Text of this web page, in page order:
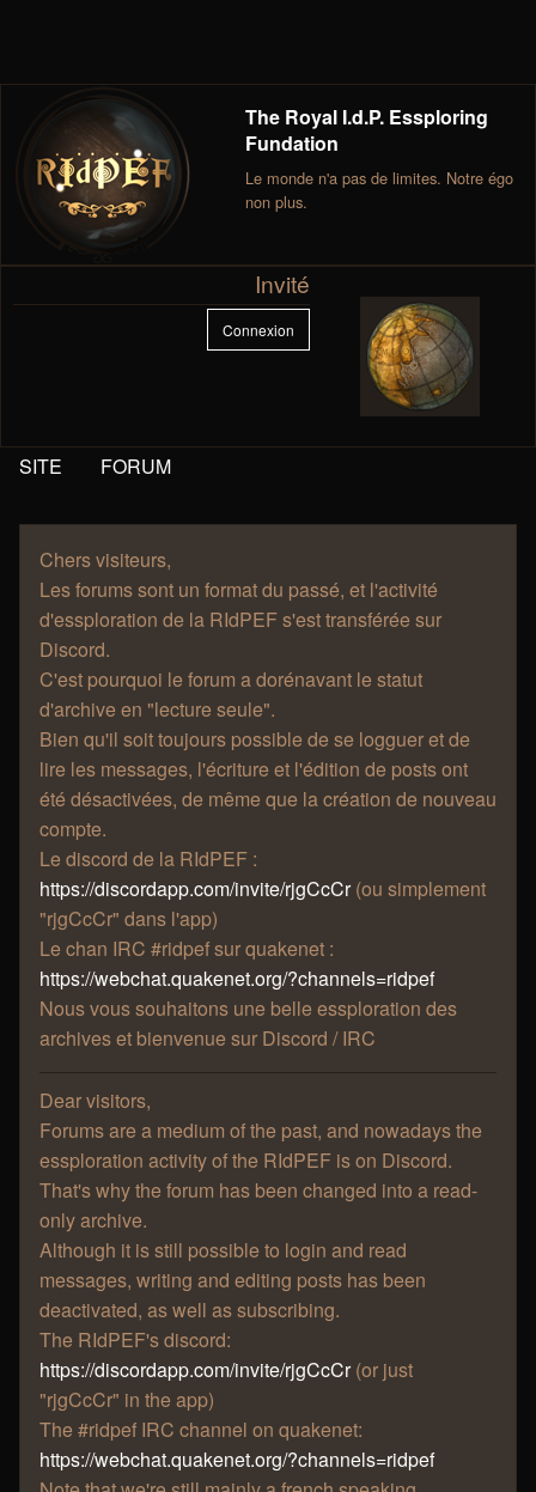
The Royal I.d.P. Essploring
Fundation
Le monde n'a pas de limites. Notre égo
non plus.
Invité
Connexion
SITE FORUM
Chers visiteurs,
Les forums sont un format du passé, et l'activité
d'essploration de la RIdPEF s'est transférée sur
Discord.
C'est pourquoi le forum a dorénavant le statut
d'archive en "lecture seule".
Bien qu'il soit toujours possible de se logguer et de
lire les messages, l'écriture et l'édition de posts ont
été désactivées, de même que la création de nouveau
compte.
Le discord de la RIdPEF :
https://discordapp.com/invite/rjgCcCr(ou simplement
"rjgCcCr" dans l'app)
Le chan IRC #ridpef sur quakenet :
https://webchat.quakenet.org/?channels=ridpef
Nous vous souhaitons une belle essploration des
archives et bienvenue sur Discord / IRC
Dear visitors,
Forums are a medium of the past, and nowadays the
essploration activity of the RIdPEF is on Discord.
That's why the forum has been changed into a read-
only archive.
Although it is still possible to login and read
messages, writing and editing posts has been
deactivated, as well as subscribing.
The RIdPEF's discord:
https://discordapp.com/invite/rjgCcCr(or just
"rjgCcCr" in the app)
The #ridpef IRC channel on quakenet:
https://webchat.quakenet.org/?channels=ridpef